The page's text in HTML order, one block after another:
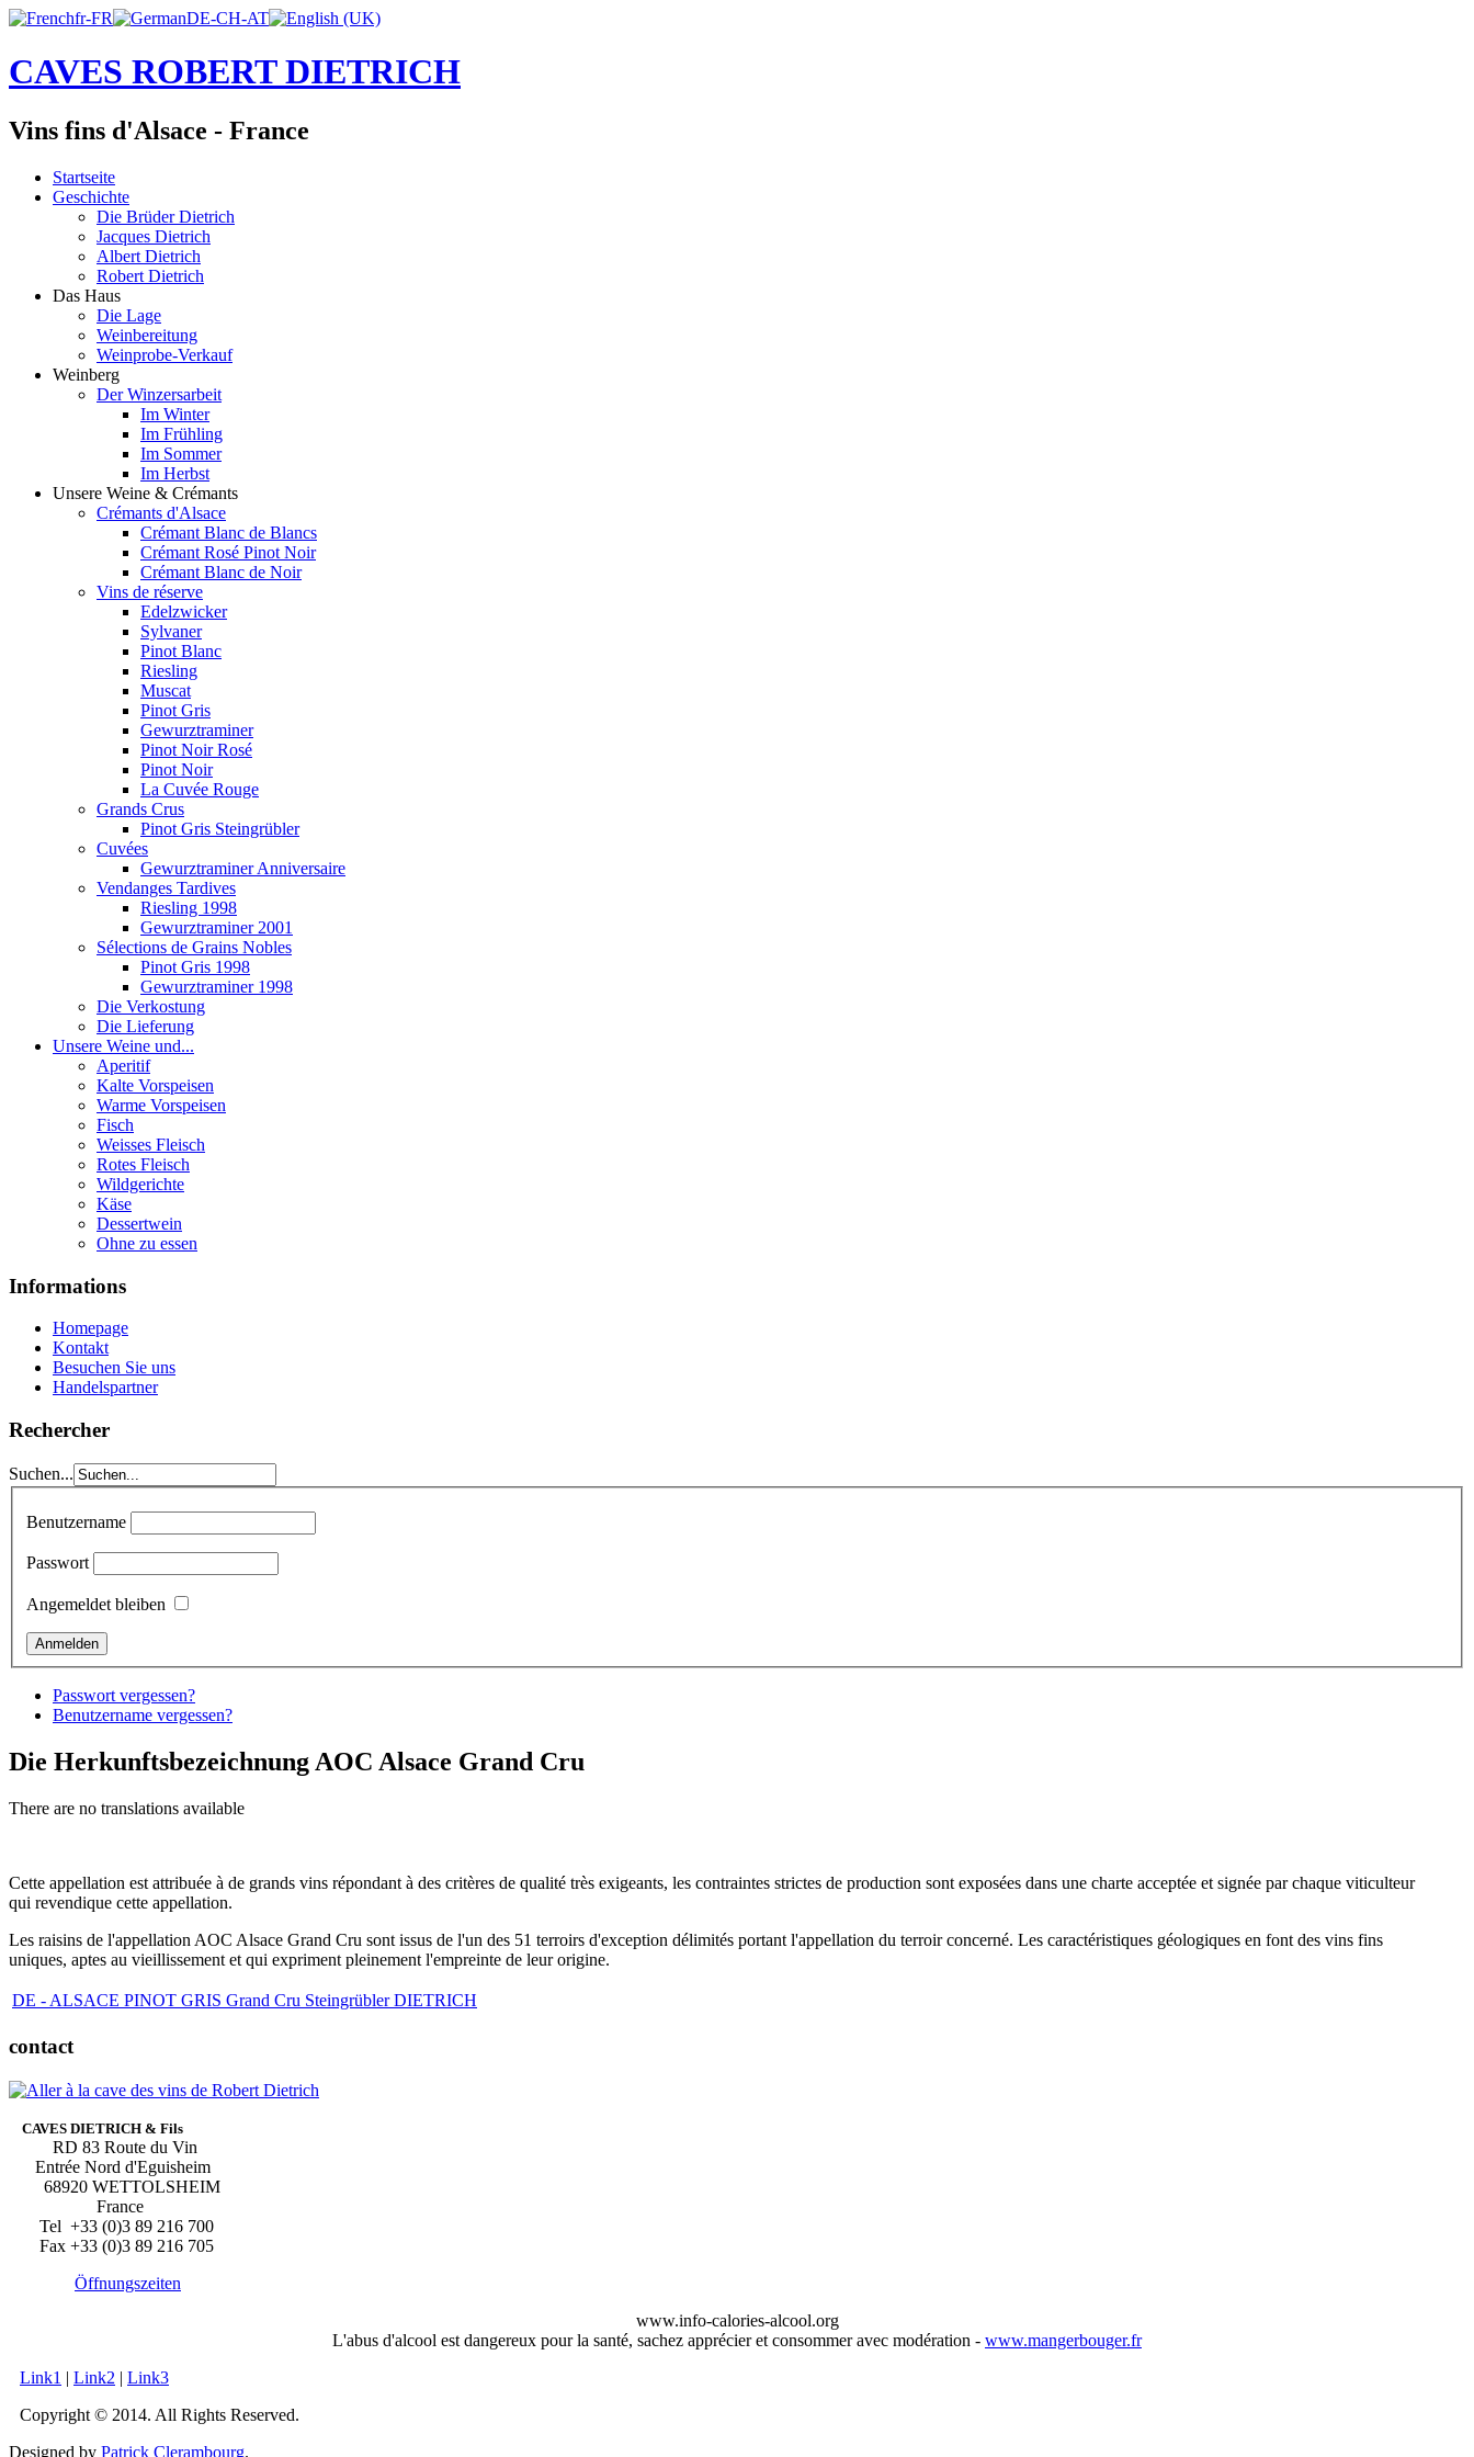
CAVES ROBERT DIETRICH
Vins fins d'Alsace - France
Startseite
Geschichte
Die Brüder Dietrich
Jacques Dietrich
Albert Dietrich
Robert Dietrich
Das Haus
Die Lage
Weinbereitung
Weinprobe-Verkauf
Weinberg
Der Winzersarbeit
Im Winter
Im Frühling
Im Sommer
Im Herbst
Unsere Weine & Crémants
Crémants d'Alsace
Crémant Blanc de Blancs
Crémant Rosé Pinot Noir
Crémant Blanc de Noir
Vins de réserve
Edelzwicker
Sylvaner
Pinot Blanc
Riesling
Muscat
Pinot Gris
Gewurztraminer
Pinot Noir Rosé
Pinot Noir
La Cuvée Rouge
Grands Crus
Pinot Gris Steingrübler
Cuvées
Gewurztraminer Anniversaire
Vendanges Tardives
Riesling 1998
Gewurztraminer 2001
Sélections de Grains Nobles
Pinot Gris 1998
Gewurztraminer 1998
Die Verkostung
Die Lieferung
Unsere Weine und...
Aperitif
Kalte Vorspeisen
Warme Vorspeisen
Fisch
Weisses Fleisch
Rotes Fleisch
Wildgerichte
Käse
Dessertwein
Ohne zu essen
Informations
Homepage
Kontakt
Besuchen Sie uns
Handelspartner
Rechercher
Suchen...
Benutzername
Passwort
Angemeldet bleiben
Passwort vergessen?
Benutzername vergessen?
Die Herkunftsbezeichnung AOC Alsace Grand Cru
There are no translations available
Cette appellation est attribuée à de grands vins répondant à des critères de qualité très exigeants, les contraintes strictes de production sont exposées dans une charte acceptée et signée par chaque viticulteur
qui revendique cette appellation.
Les raisins de l'appellation AOC Alsace Grand Cru sont issus de l'un des 51 terroirs d'exception délimités portant l'appellation du terroir concerné. Les caractéristiques géologiques en font des vins fins
uniques, aptes au vieillissement et qui expriment pleinement l'empreinte de leur origine.
DE - ALSACE PINOT GRIS Grand Cru Steingrübler DIETRICH
contact
CAVES DIETRICH & Fils
RD 83 Route du Vin
Entrée Nord d'Eguisheim
68920 WETTOLSHEIM
France
Tel +33 (0)3 89 216 700
Fax +33 (0)3 89 216 705
Öffnungszeiten
www.info-calories-alcool.org
L'abus d'alcool est dangereux pour la santé, sachez apprécier et consommer avec modération - www.mangerbouger.fr
Link1 | Link2 | Link3
Copyright © 2014. All Rights Reserved.
Designed by Patrick Clerambourg.